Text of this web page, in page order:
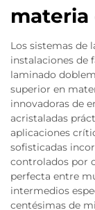
materia
Los sistemas de
instalaciones de
laminado
superior en
innovadoras de
acristaladas
aplicaciones
sofisticadas
controlados por
perfecta entre
intermedios
centésimas de